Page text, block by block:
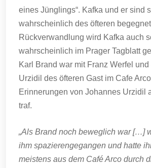
eines Jünglings“. Kafka und er sind
wahrscheinlich des öfteren
Rückverwandlung wird Kafka auch
wahrscheinlich im Prager Tagblatt
Karl Brand war mit Franz Werfel
Urzidil des öfteren Gast im Cafe
Erinnerungen von Johannes Urzidil
traf.
„Als Brand noch beweglich war […]
ihm spazierengegangen und hatte
meistens aus dem Café Arco durch